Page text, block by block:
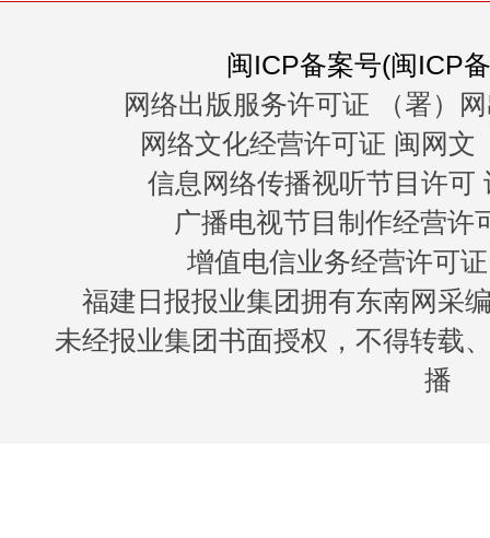
闽ICP备案号(闽ICP
网络出版服务许可证 （署）
网络文化经营许可证 闽网文
信息网络传播视听节目许可
广播电视节目制作经营许
增值电信业务经营许可
福建日报报业集团拥有东南网采
未经报业集团书面授权，不得转载
播